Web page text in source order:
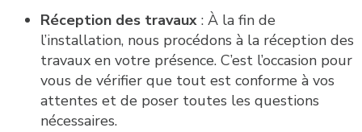
Réception des travaux : À la fin de
l’installation, nous procédons à la réception des
travaux en votre présence. C’est l’occasion pour
vous de vérifier que tout est conforme à vos
attentes et de poser toutes les questions
nécessaires.